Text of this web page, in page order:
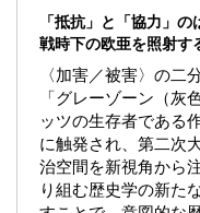
「抵抗」と「協力」
戦時下の欧亜を照射す
〈加害／被害〉の二
「グレーゾーン（灰
ッツの生存者である
に触発され、第二次
治空間を新視角から
り組む歴史学の新た